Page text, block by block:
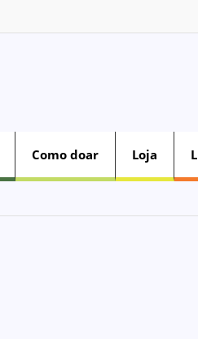
Como doar Loja